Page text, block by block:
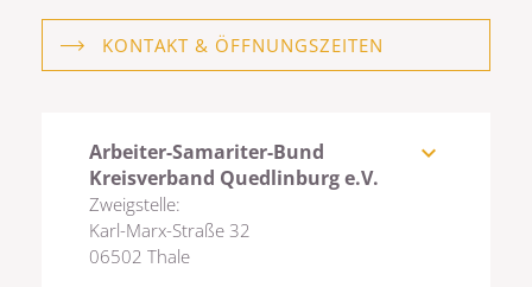
KONTAKT & ÖFFNUNGSZEITEN
Arbeiter-Samariter-Bund
Kreisverband Quedlinburg e.V.
Zweigstelle:
Karl-Marx-Straße 32
06502 Thale
expand_more